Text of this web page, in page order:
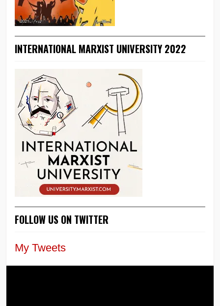
INTERNATIONAL MARXIST UNIVERSITY 2022
FOLLOW US ON TWITTER
My Tweets